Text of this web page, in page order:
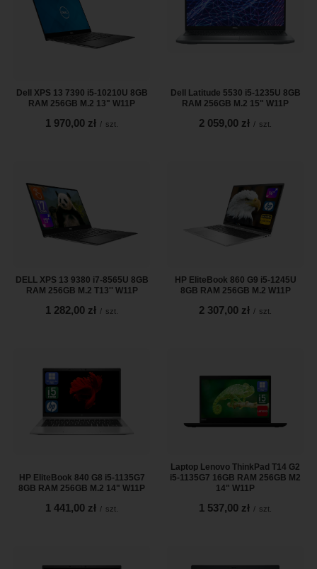
Dell XPS 13 7390 i5-10210U 8GB
RAM 256GB M.2 13" W11P
1 970,00 zł / szt.
Dell Latitude 5530 i5-1235U 8GB
RAM 256GB M.2 15" W11P
2 059,00 zł / szt.
DELL XPS 13 9380 i7-8565U 8GB
RAM 256GB M.2 T13'' W11P
1 282,00 zł / szt.
HP EliteBook 860 G9 i5-1245U
8GB RAM 256GB M.2 W11P
2 307,00 zł / szt.
HP EliteBook 840 G8 i5-1135G7
8GB RAM 256GB M.2 14" W11P
1 441,00 zł / szt.
Laptop Lenovo ThinkPad T14 G2
i5-1135G7 16GB RAM 256GB M2
14" W11P
1 537,00 zł / szt.